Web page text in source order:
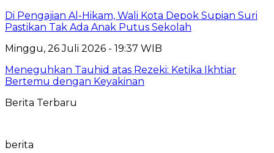
Di Pengajian Al-Hikam, Wali Kota Depok Supian Suri
Pastikan Tak Ada Anak Putus Sekolah
Minggu, 26 Juli 2026 - 19:37 WIB
Meneguhkan Tauhid atas Rezeki: Ketika Ikhtiar
Bertemu dengan Keyakinan
Berita Terbaru
berita